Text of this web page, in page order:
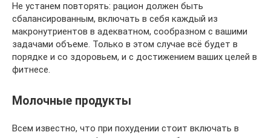
Не устанем повторять: рацион должен быть
сбалансированным, включать в себя каждый из
макронутриентов в адекватном, сообразном с вашими
задачами объеме. Только в этом случае всё будет в
порядке и со здоровьем, и с достижением ваших целей в
фитнесе.
Молочные продукты
Всем известно, что при похудении стоит включать в